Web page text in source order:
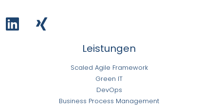
Leistungen
Scaled Agile Framework
Green IT
DevOps
Business Process Management